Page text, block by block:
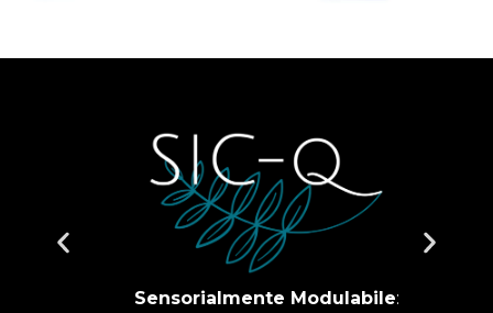
Sensorialmente Modulabile: